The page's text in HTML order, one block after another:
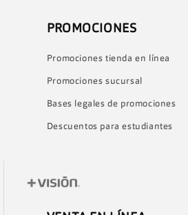
PROMOCIONES
Promociones tienda en línea
Promociones sucursal
Bases legales de promociones
Descuentos para estudiantes